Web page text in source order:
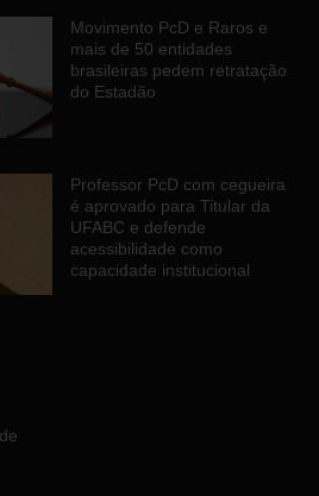
Movimento PcD e Raros e
mais de 50 entidades
brasileiras pedem retratação
do Estadão
Professor PcD com cegueira
é aprovado para Titular da
UFABC e defende
acessibilidade como
capacidade institucional